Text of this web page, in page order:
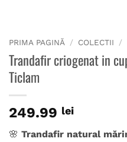
PRIMA PAGINĂ / COLECTII /
Trandafir criogenat in
Ticlam
249.99 lei
🌸 Trandafir natural